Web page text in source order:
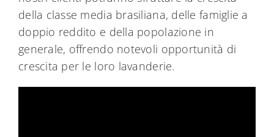
della classe media brasiliana, delle famiglie a
doppio reddito e della popolazione in
generale, offrendo notevoli opportunità di
crescita per le loro lavanderie.